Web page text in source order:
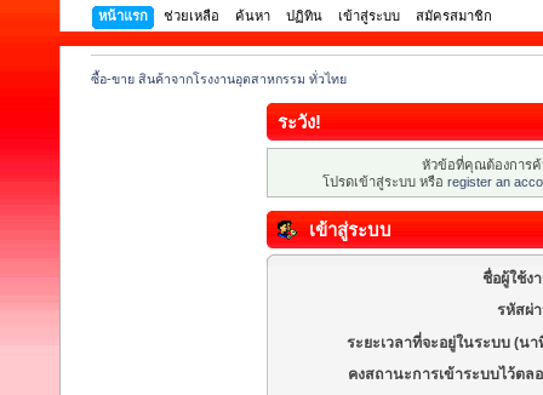
หน้าแรก ช่วยเหลือ ค้นหา ปฏิทิน เข้าสู่ระบบ สมัครสมาชิก
ซื้อ-ขาย สินค้าจากโรงงานอุตสาหกรรม ทั่วไทย
ระวัง!
หัวข้อที่คุณต้องการ
โปรดเข้าสู่ระบบ หรือ register an
เข้าสู่ระบบ
ชื่อผู้ใช้ง
รหัสผ่
ระยะเวลาที่จะอยู่ในระบบ (นา
คงสถานะการเข้าระบบไว้ตล